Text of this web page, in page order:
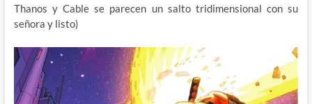
Thanos y Cable se parecen un salto tridimensional con su
señora y listo)